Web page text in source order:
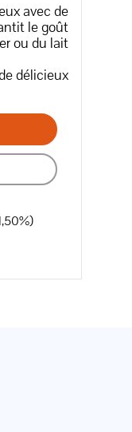
avec de
le goût
ou du lait
délicieux